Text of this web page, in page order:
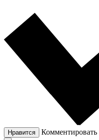
Нравится Комментировать